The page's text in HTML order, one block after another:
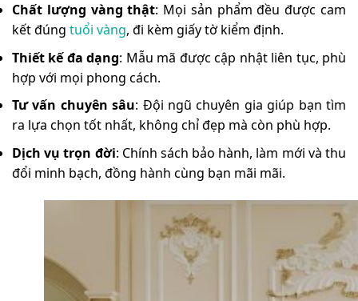
Chất lượng vàng thật: Mọi sản phẩm đều được cam
kết đúng tuổi vàng, đi kèm giấy tờ kiểm định.
Thiết kế đa dạng: Mẫu mã được cập nhật liên tục, phù
hợp với mọi phong cách.
Tư vấn chuyên sâu: Đội ngũ chuyên gia giúp bạn tìm
ra lựa chọn tốt nhất, không chỉ đẹp mà còn phù hợp.
Dịch vụ trọn đời: Chính sách bảo hành, làm mới và thu
đổi minh bạch, đồng hành cùng bạn mãi mãi.